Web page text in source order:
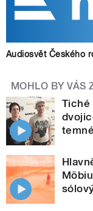
Audiosvět Českého
MOHLO BY VÁS
Tiché